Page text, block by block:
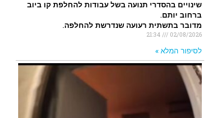
שינויים בהסדרי תנועה בשל עבודות להחלפת קו ביוב
ברחוב יותם.
מדובר בתשתית רעועה שנדרשת להחלפה.
02/08/2026
לסיפור המלא »